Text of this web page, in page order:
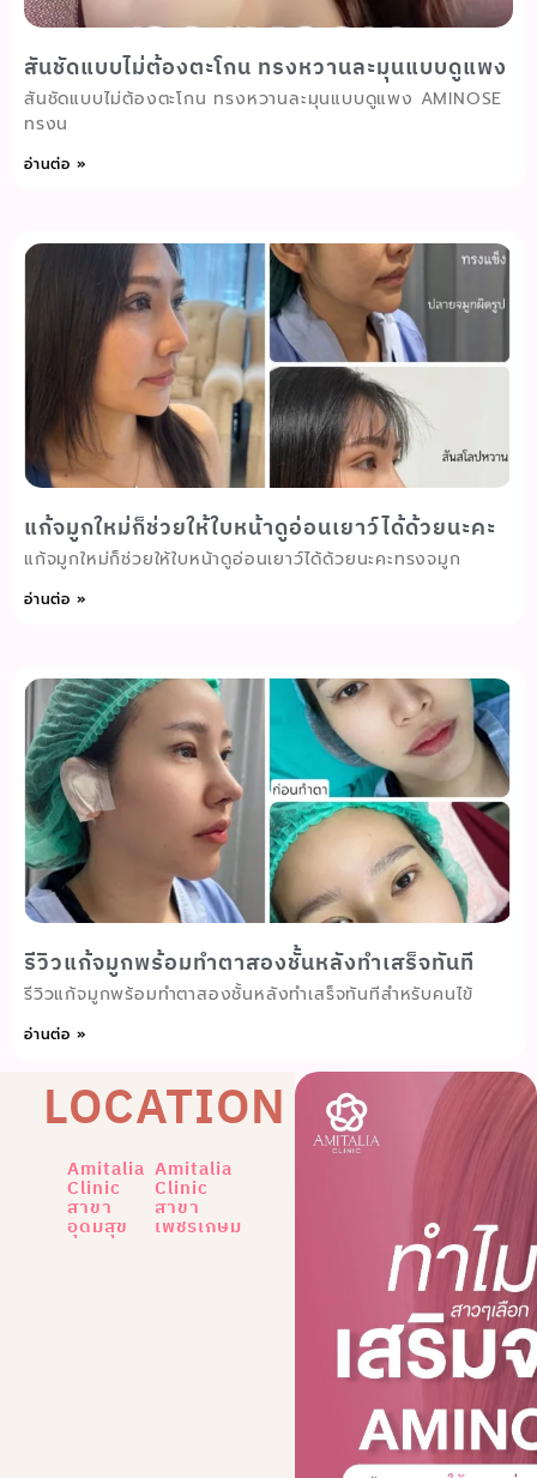
สันชัดแบบไม่ต้องตะโกน ทรงหวานละมุนแบบดูแพง
สันชัดแบบไม่ต้องตะโกน ทรงหวานละมุนแบบดูแพง AMINOSE
ทรงน
อ่านต่อ »
แก้จมูกใหม่ก็ช่วยให้ใบหน้าดูอ่อนเยาว์ได้ด้วยนะคะ
แก้จมูกใหม่ก็ช่วยให้ใบหน้าดูอ่อนเยาว์ได้ด้วยนะคะทรงจมูก
อ่านต่อ »
รีวิวแก้จมูกพร้อมทำตาสองชั้นหลังทำเสร็จทันที
รีวิวแก้จมูกพร้อมทำตาสองชั้นหลังทำเสร็จทันทีสำหรับคนไข้
อ่านต่อ »
LOCATION
Amitalia
Clinic
สาขา
อุดมสุข
Amitalia
Clinic
สาขา
เพชรเกษม